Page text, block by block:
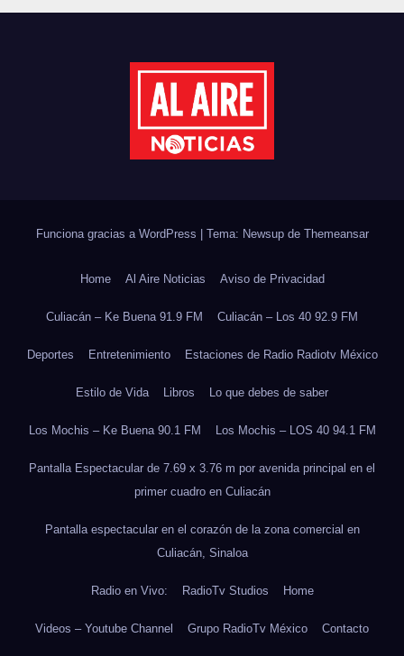
DEL CICLO ESCOLAR 2026-
Funciona gracias a WordPress Tema: Newsup de Themeansar
Home Al Aire Noticias Aviso de Privacidad
Culiacán – Ke Buena 91.9 FM Culiacán – Los 40 92.9 FM
Deportes Entretenimiento Estaciones de Radio Radiotv México
Estilo de Vida Libros Lo que debes de saber
Los Mochis – Ke Buena 90.1 FM Los Mochis – LOS 40 94.1 FM
Pantalla Espectacular de 7.69 x 3.76 m por avenida principal en el
primer cuadro en Culiacán
Pantalla espectacular en el corazón de la zona comercial en
Culiacán, Sinaloa
Radio en Vivo: RadioTv Studios Home
Videos – Youtube Channel Grupo RadioTv México Contacto